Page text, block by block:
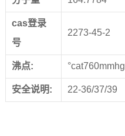
cas登录
号
2273-45-2
沸点: °cat760mmhg
安全说明: 22-36/37/39